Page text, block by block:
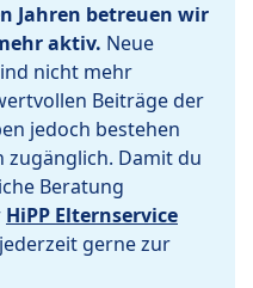
Jahren betreuen wir
aktiv. Neue
nicht mehr
Beiträge der
jedoch bestehen
Damit du
Beratung
HiPP Elternservice
gerne zur